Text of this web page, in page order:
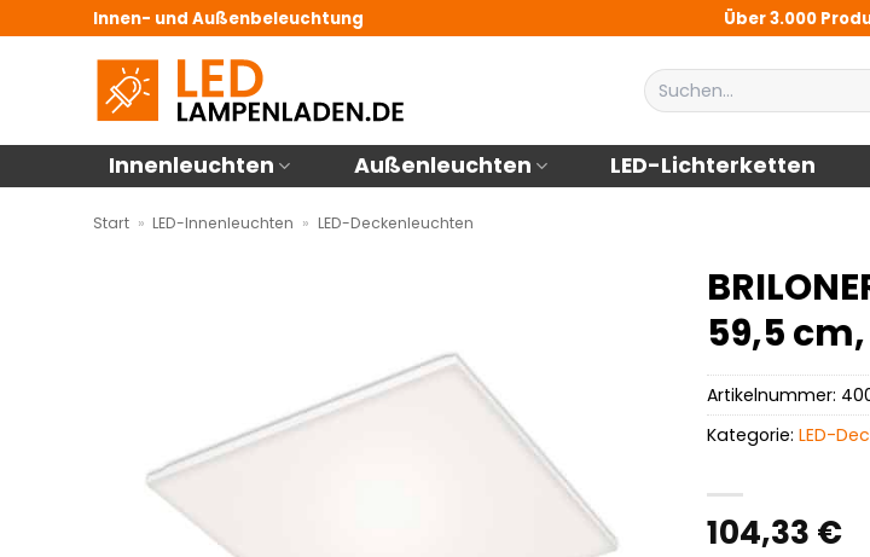
Innen- und Außenbeleuchtung Über 3.000
Suchen
nach:
Innenleuchten Außenleuchten LED-Lichterketten
Start » LED-Innenleuchten » LED-Deckenleuchten
59,5
104,33 €
Artikelnummer:
Kategorie:LED-